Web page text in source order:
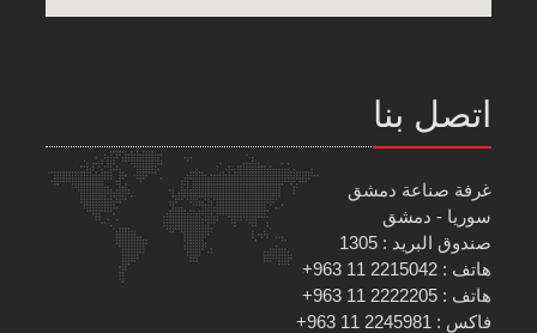
اتصل بنا
غرفة صناعة دمشق
سوريا - دمشق
صندوق البريد : 1305
هاتف : 2215042 11 963+
هاتف : 2222205 11 963+
فاكس : 2245981 11 963+